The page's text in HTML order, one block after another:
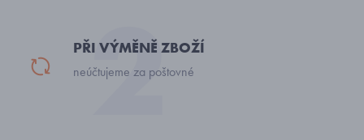
PŘI VÝMĚNĚ ZBOŽÍ
neúčtujeme za poštovné